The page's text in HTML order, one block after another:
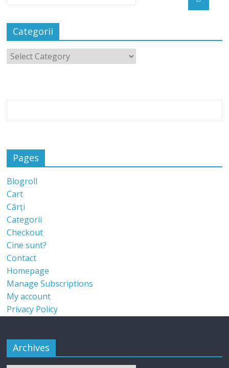
Categorii
Pages
Blogroll
Cart
Cărți
Categorii
Checkout
Cine sunt?
Contact
Homepage
Manage Subscriptions
My account
Privacy Policy
Archives